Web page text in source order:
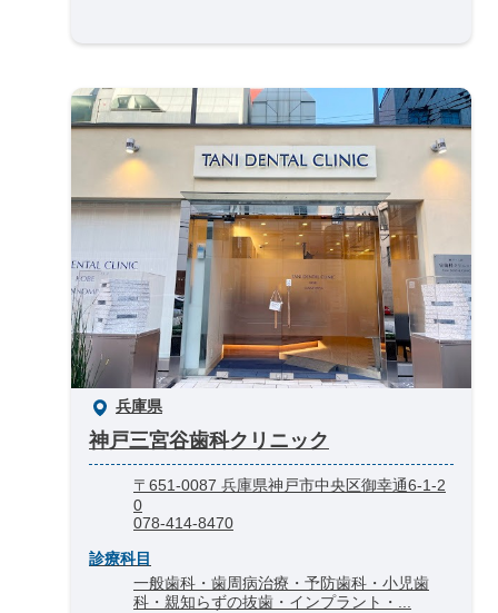
兵庫県
神戸三宮谷歯科クリニック
〒651-0087 兵庫県神戸市中央区御幸通6-1-2
0
078‐414‐8470
診療科目
一般歯科・歯周病治療・予防歯科・小児歯
科・親知らずの抜歯・インプラント・...